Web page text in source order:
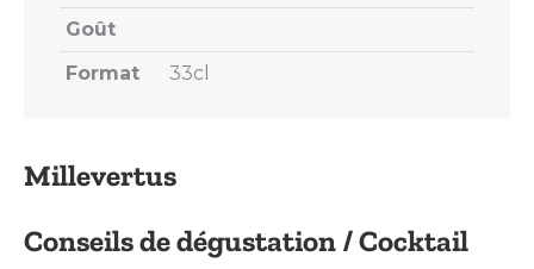
Millevertus
Conseils de dégustation / Cocktail
Goût
Format
33cl